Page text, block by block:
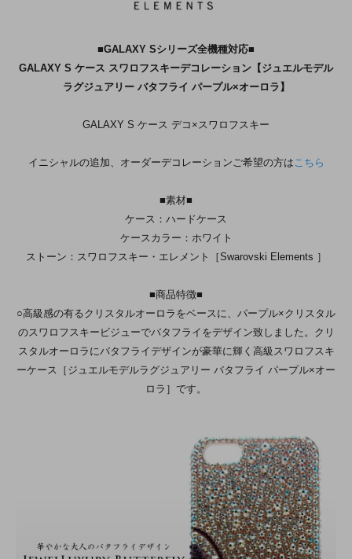
■GALAXY Sシリーズ全機種対応■
GALAXY S ケース スワロフスキーデコレーション【ジュエルモデル
ラグジュアリー バタフライ パープル×オーロラ】
GALAXY S ケース デコ×スワロフスキー
イニシャルの追加、オーダーデコレーションご希望の方はこちら
■素材■
ケース：ハードケース
ケースカラー：ホワイト
ストーン：スワロフスキー・エレメント［Swarovski Elements ］
■商品特徴■
○高級感の有るクリスタルオーロラをベースに、パープル×クリスタル
のスワロフスキービジューでバタフライをデザイン致しました。クリ
スタルオーロラにバタフライデザインが豪華に輝く高級スワロフスキ
ーケース［ジュエルモデルラグジュアリー バタフライ パープル×オー
ロラ］です。